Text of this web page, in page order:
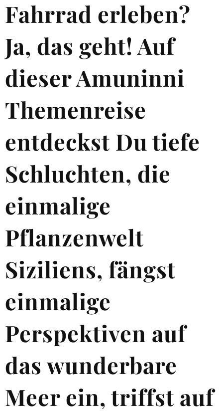
Fahrrad erleben?
Ja, das geht! Auf
dieser Amuninni
Themenreise
entdeckst Du tiefe
Schluchten, die
einmalige
Pflanzenwelt
Siziliens, fängst
einmalige
Perspektiven auf
das wunderbare
Meer ein, triffst auf